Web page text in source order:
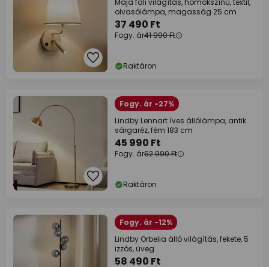
Maja fali világítás, homokszínű, textil,
olvasólámpa, magasság 25 cm
37 490 Ft
Fogy. ár41 990 Ft
Raktáron
Fogy. ár -27%
Lindby Lennart íves állólámpa, antik
sárgaréz, fém 183 cm
45 990 Ft
Fogy. ár62 990 Ft
Raktáron
Fogy. ár -12%
Lindby Orbelia álló világítás, fekete, 5
izzós, üveg
58 490 Ft